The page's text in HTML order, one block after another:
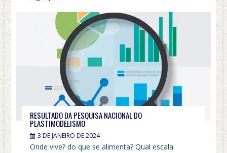
RESULTADO DA PESQUISA NACIONAL DO
PLASTIMODELISMO
3 DE JANEIRO DE 2024
Onde vive? do que se alimenta? Qual escala